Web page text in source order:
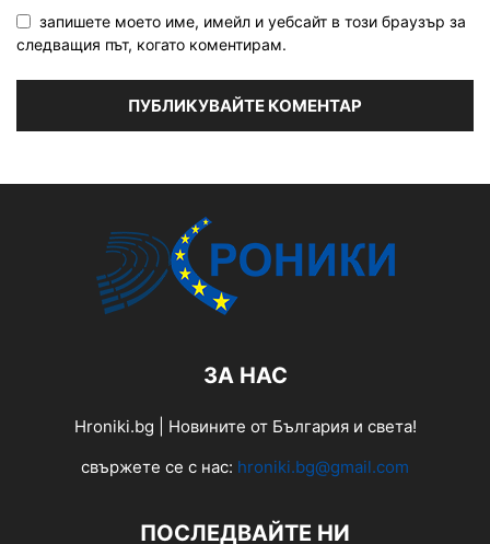
запишете моето име, имейл и уебсайт в този браузър за
следващия път, когато коментирам.
ЗА НАС
Hroniki.bg | Новините от България и света!
свържете се с нас: hroniki.bg@gmail.com
ПОСЛЕДВАЙТЕ НИ